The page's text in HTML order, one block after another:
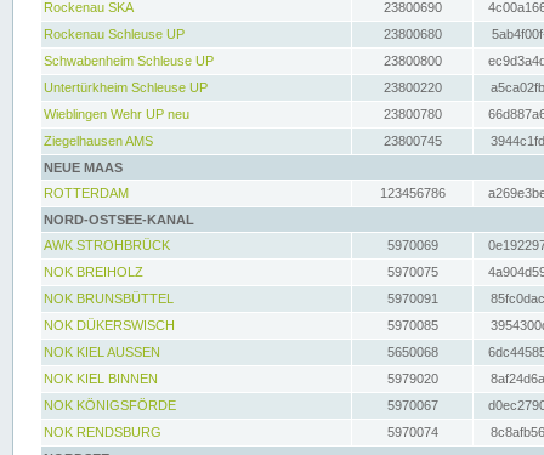
Rockenau SKA
23800690
Rockenau Schleuse UP
23800680
Schwabenheim Schleuse UP
23800800
Untertürkheim Schleuse UP
23800220
Wieblingen Wehr UP neu
23800780
Ziegelhausen AMS
23800745
NEUE MAAS
ROTTERDAM
123456786
NORD-OSTSEE-KANAL
AWK STROHBRÜCK
5970069
NOK BREIHOLZ
5970075
NOK BRUNSBÜTTEL
5970091
NOK DÜKERSWISCH
5970085
NOK KIEL AUSSEN
5650068
NOK KIEL BINNEN
5979020
NOK KÖNIGSFÖRDE
5970067
NOK RENDSBURG
5970074